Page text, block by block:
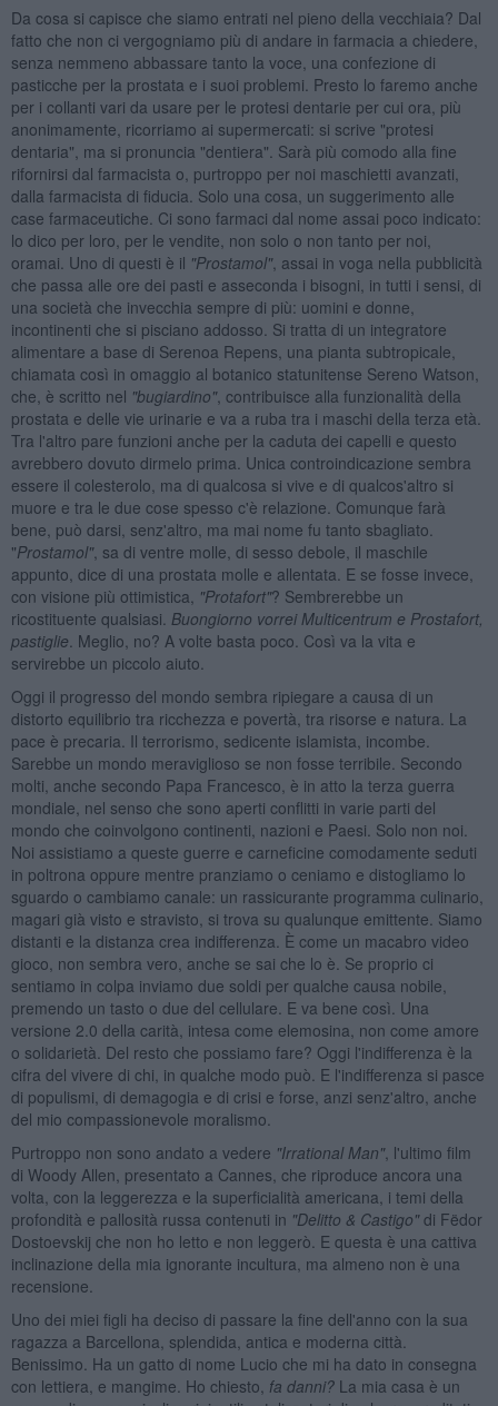
Da cosa si capisce che siamo entrati nel pieno della vecchiaia? Dal
fatto che non ci vergogniamo più di andare in farmacia a chiedere,
senza nemmeno abbassare tanto la voce, una confezione di
pasticche per la prostata e i suoi problemi. Presto lo faremo anche
per i collanti vari da usare per le protesi dentarie per cui ora, più
anonimamente, ricorriamo ai supermercati: si scrive "protesi
dentaria", ma si pronuncia "dentiera". Sarà più comodo alla fine
rifornirsi dal farmacista o, purtroppo per noi maschietti avanzati,
dalla farmacista di fiducia. Solo una cosa, un suggerimento alle
case farmaceutiche. Ci sono farmaci dal nome assai poco indicato:
lo dico per loro, per le vendite, non solo o non tanto per noi,
oramai. Uno di questi è il "Prostamol", assai in voga nella pubblicità
che passa alle ore dei pasti e asseconda i bisogni, in tutti i sensi, di
una società che invecchia sempre di più: uomini e donne,
incontinenti che si pisciano addosso. Si tratta di un integratore
alimentare a base di Serenoa Repens, una pianta subtropicale,
chiamata così in omaggio al botanico statunitense Sereno Watson,
che, è scritto nel "bugiardino", contribuisce alla funzionalità della
prostata e delle vie urinarie e va a ruba tra i maschi della terza età.
Tra l'altro pare funzioni anche per la caduta dei capelli e questo
avrebbero dovuto dirmelo prima. Unica controindicazione sembra
essere il colesterolo, ma di qualcosa si vive e di qualcos'altro si
muore e tra le due cose spesso c'è relazione. Comunque farà
bene, può darsi, senz'altro, ma mai nome fu tanto sbagliato.
"Prostamol", sa di ventre molle, di sesso debole, il maschile
appunto, dice di una prostata molle e allentata. E se fosse invece,
con visione più ottimistica, "Protafort"? Sembrerebbe un
ricostituente qualsiasi. Buongiorno vorrei Multicentrum e Prostafort,
pastiglie . Meglio, no? A volte basta poco. Così va la vita e
servirebbe un piccolo aiuto.
Oggi il progresso del mondo sembra ripiegare a causa di un
distorto equilibrio tra ricchezza e povertà, tra risorse e natura. La
pace è precaria. Il terrorismo, sedicente islamista, incombe.
Sarebbe un mondo meraviglioso se non fosse terribile. Secondo
molti, anche secondo Papa Francesco, è in atto la terza guerra
mondiale, nel senso che sono aperti conflitti in varie parti del
mondo che coinvolgono continenti, nazioni e Paesi. Solo non noi.
Noi assistiamo a queste guerre e carneficine comodamente seduti
in poltrona oppure mentre pranziamo o ceniamo e distogliamo lo
sguardo o cambiamo canale: un rassicurante programma culinario,
magari già visto e stravisto, si trova su qualunque emittente. Siamo
distanti e la distanza crea indifferenza. È come un macabro video
gioco, non sembra vero, anche se sai che lo è. Se proprio ci
sentiamo in colpa inviamo due soldi per qualche causa nobile,
premendo un tasto o due del cellulare. E va bene così. Una
versione 2.0 della carità, intesa come elemosina, non come amore
o solidarietà. Del resto che possiamo fare? Oggi l'indifferenza è la
cifra del vivere di chi, in qualche modo può. E l'indifferenza si pasce
di populismi, di demagogia e di crisi e forse, anzi senz'altro, anche
del mio compassionevole moralismo.
Purtroppo non sono andato a vedere "Irrational Man", l'ultimo film
di Woody Allen, presentato a Cannes, che riproduce ancora una
volta, con la leggerezza e la superficialità americana, i temi della
profondità e pallosità russa contenuti in "Delitto & Castigo"di Fëdor
Dostoevskij che non ho letto e non leggerò. E questa è una cattiva
inclinazione della mia ignorante incultura, ma almeno non è una
recensione.
Uno dei miei figli ha deciso di passare la fine dell'anno con la sua
ragazza a Barcellona, splendida, antica e moderna città.
Benissimo. Ha un gatto di nome Lucio che mi ha dato in consegna
con lettiera, e mangime. Ho chiesto, fa danni?La mia casa è un